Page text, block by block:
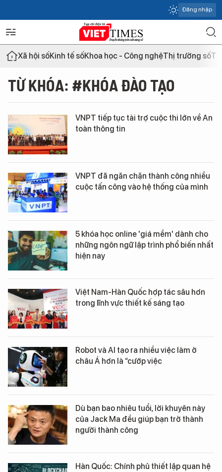
Đăng nhập
Xã hội sốKinh tế sốKhoa học - Công nghệThị trường số
TỪ KHÓA: #KHÓA ĐÀO TẠO
VNPT tiếp tục tài trợ cuộc thi lớn về An
toàn thông tin
VNPT đã ngăn chặn thành công nhiều
cuộc tấn công vào hệ thống của mình
5 khóa học online 'giá mềm' dành cho
những ngôn ngữ lập trình phổ biến nhất
hiện nay
Việt Nam-Hàn Quốc hợp tác sâu hơn
trong lĩnh vực thiết kế sáng tạo
Robot và AI tạo ra nhiều việc làm ở
châu Á hơn là “cướp việc
Dù bạn bao nhiêu tuổi, lời khuyên này
của Jack Ma đều giúp bạn trở thành
người thành công
Hàn Quốc: Chính phủ thiết lập quan hệ